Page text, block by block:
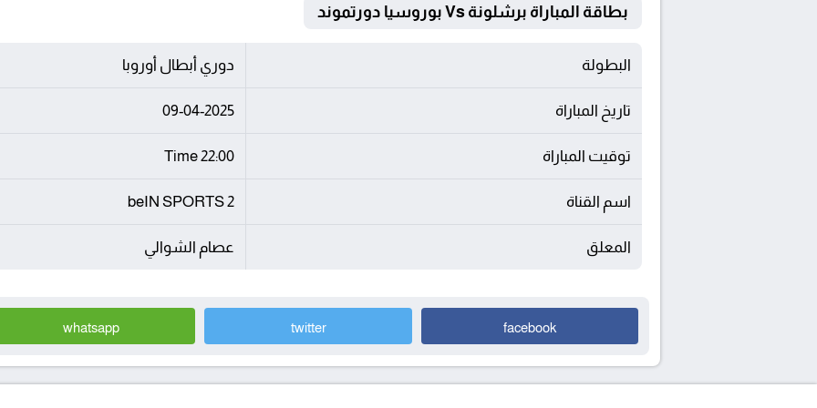
بطاقة المباراة برشلونة Vs بوروسيا دورتموند
البطولة دوري أبطال أوروبا
تاريخ المباراة 09-04-2025
توقيت المباراة 22:00 Time
اسم القناة beIN SPORTS 2
المعلق عصام الشوالي
facebook
twitter
whatsapp